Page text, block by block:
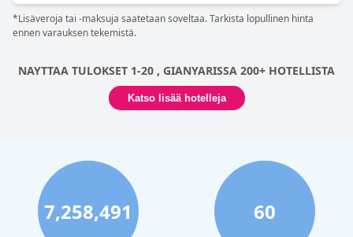
*Lisäveroja tai -maksuja saatetaan soveltaa. Tarkista lopullinen hinta
ennen varauksen tekemistä.
NAYTTAA TULOKSET 1-20 , GIANYARISSA 200+ HOTELLISTA
Katso lisää hotelleja
7,258,491 60